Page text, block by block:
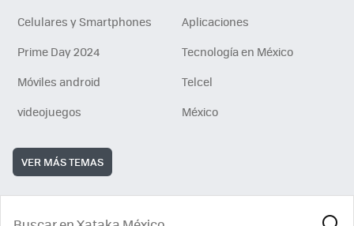
Celulares y Smartphones
Aplicaciones
Prime Day 2024
Tecnología en México
Móviles android
Telcel
videojuegos
México
VER MÁS TEMAS